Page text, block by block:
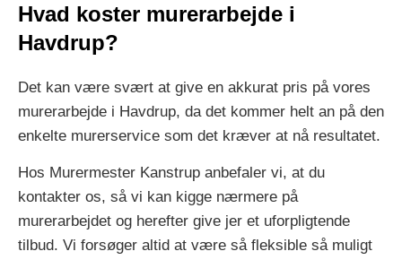
Hvad koster murerarbejde i
Havdrup?
Det kan være svært at give en akkurat pris på vores
murerarbejde i Havdrup, da det kommer helt an på den
enkelte murerservice som det kræver at nå resultatet.
Hos Murermester Kanstrup anbefaler vi, at du
kontakter os, så vi kan kigge nærmere på
murerarbejdet og herefter give jer et uforpligtende
tilbud. Vi forsøger altid at være så fleksible så muligt